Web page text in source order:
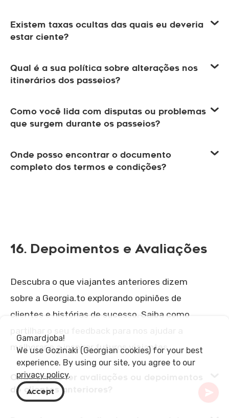
Existem taxas ocultas das quais eu deveria
estar ciente?
Qual é a sua política sobre alterações nos
itinerários dos passeios?
Como você lida com disputas ou problemas
que surgem durante os passeios?
Onde posso encontrar o documento
completo dos termos e condições?
16. Depoimentos e Avaliações
Descubra o que viajantes anteriores dizem
sobre a Georgia.to explorando opiniões de
clientes e histórias de sucesso. Saiba como
melhorar e a inspirar futuros viajantes.
Onde posso ler avaliações ou depoimentos
de clientes anteriores?
Gamardjoba!
We use Gozinaki (Georgian cookies) for your best
experience. By using our site, you agree to our
privacy policy.
Accept